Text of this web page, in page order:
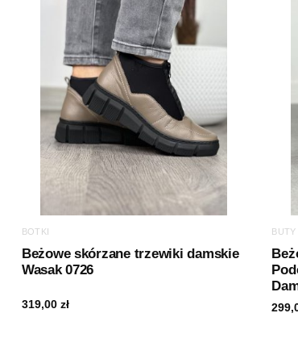
BOTKI
Beżowe skórzane trzewiki damskie
Wasak 0726
319,00 zł
BUTY